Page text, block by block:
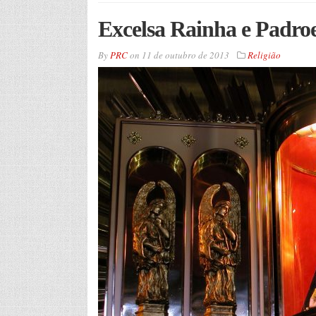
Excelsa Rainha e
ByPRCon 11 de outubro de 2013 Religião